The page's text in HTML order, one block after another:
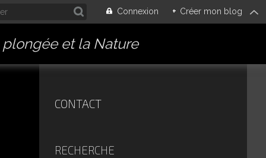
Connexion + Créer mon blog
et la Nature
CONTACT
RECHERCHE